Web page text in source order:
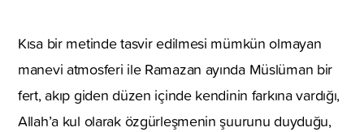
Kısa bir metinde tasvir edilmesi mümkün olmayan
manevi atmosferi ile Ramazan ayında Müslüman bir
fert, akıp giden düzen içinde kendinin farkına vardığı,
Allah’a kul olarak özgürleşmenin şuurunu duyduğu,